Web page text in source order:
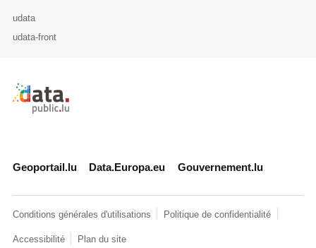
udata
udata-front
Retour à l'accueil de data.public.lu
Geoportail.lu Data.Europa.eu Gouvernement.lu
Conditions générales d'utilisations Politique de confidentialité
Accessibilité Plan du site